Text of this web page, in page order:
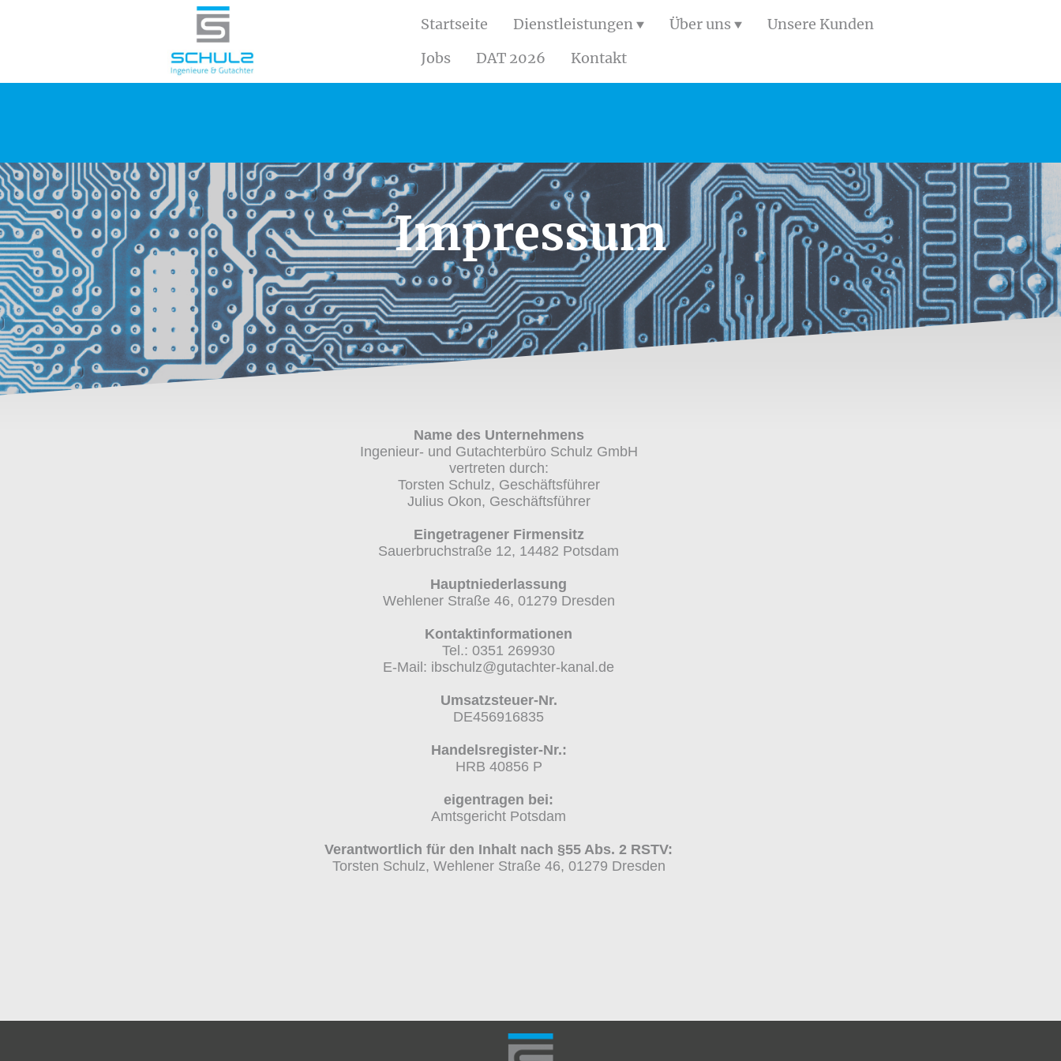
Startseite Dienstleistungen Über uns
Unsere Kunden
Jobs
DAT 2026 Kontakt
Impressum
Name des Unternehmens
Ingenieur- und Gutachterbüro Schulz GmbH
vertreten durch:
Torsten Schulz, Geschäftsführer
Julius Okon, Geschäftsführer
Eingetragener Firmensitz
Sauerbruchstraße 12, 14482 Potsdam
Hauptniederlassung
Wehlener Straße 46, 01279 Dresden
Kontaktinformationen
Tel.: 0351 269930
E-Mail: ibschulz@gutachter-kanal.de
Umsatzsteuer-Nr.
DE456916835
Handelsregister-Nr.:
HRB 40856 P
eigentragen bei:
Amtsgericht Potsdam
Verantwortlich für den Inhalt nach §55 Abs. 2 RSTV:
Torsten Schulz, Wehlener Straße 46, 01279 Dresden